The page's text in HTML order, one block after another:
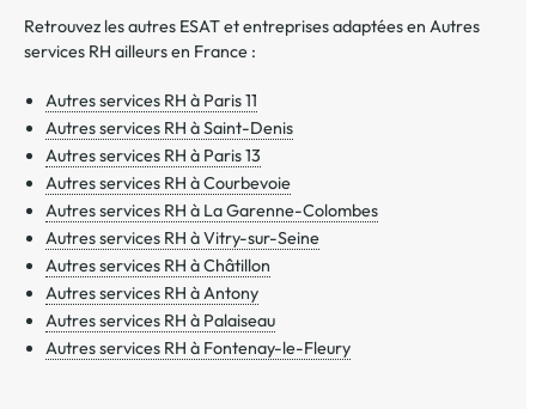
Retrouvez les autres ESAT et entreprises adaptées en Autres
services RH ailleurs en France :
Autres services RH à Paris 11
Autres services RH à Saint-Denis
Autres services RH à Paris 13
Autres services RH à Courbevoie
Autres services RH à La Garenne-Colombes
Autres services RH à Vitry-sur-Seine
Autres services RH à Châtillon
Autres services RH à Antony
Autres services RH à Palaiseau
Autres services RH à Fontenay-le-Fleury